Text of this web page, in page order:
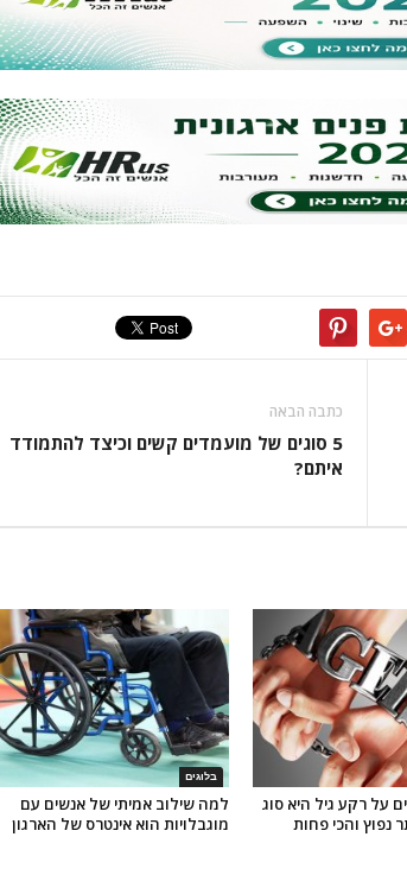
כתבה הבאה
5 סוגים של מועמדים קשים וכיצד להתמודד
איתם?
בלוגים
למה שילוב אמיתי של אנשים עם
מוגבלויות הוא אינטרס של הארגון
על רקע גיל היא סוג
נפוץ והכי פחות